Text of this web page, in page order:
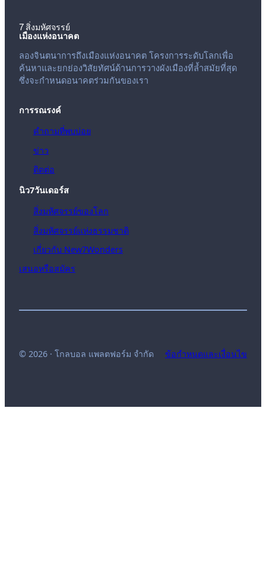
7 สิ่งมหัศจรรย์
เมืองแห่งอนาคต
ลองจินตนาการถึงเมืองแห่งอนาคต โครงการระดับโลกเพื่อ
ค้นหาและยกย่องวิสัยทัศน์ด้านการวางผังเมืองที่ล้ำสมัยที่สุด
ซึ่งจะกำหนดอนาคตร่วมกันของเรา
การรณรงค์
คำถามที่พบบ่อย
ข่าว
ติดต่อ
นิว7วันเดอร์ส
สิ่งมหัศจรรย์ของโลก
สิ่งมหัศจรรย์แห่งธรรมชาติ
เกี่ยวกับ New7Wonders
เสนอหรือสมัคร
© 2026 · โกลบอล แพลตฟอร์ม จำกัด ข้อกำหนดและเงื่อนไข